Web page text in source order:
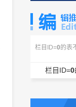
栏目ID=0 的表
栏目ID=0